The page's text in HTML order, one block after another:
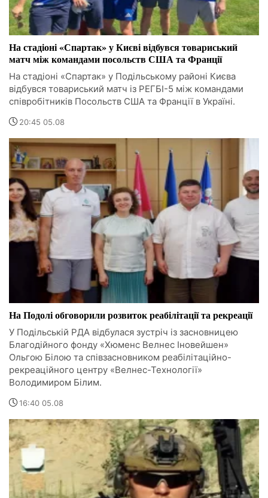
На стадіоні «Спартак» у Києві відбувся товариський
матч між командами посольств США та Франції
На стадіоні «Спартак» у Подільському районі Києва
відбувся товариський матч із РЕГБІ-5 між командами
співробітників Посольств США та Франції в Україні.
20:45 05.08
На Подолі обговорили розвиток реабілітації та рекреації
У Подільській РДА відбулася зустріч із засновницею
Благодійного фонду «Хюменс Велнес Іновейшен»
Ольгою Білою та співзасновником реабілітаційно-
рекреаційного центру «Велнес-Технології»
Володимиром Білим.
16:40 05.08